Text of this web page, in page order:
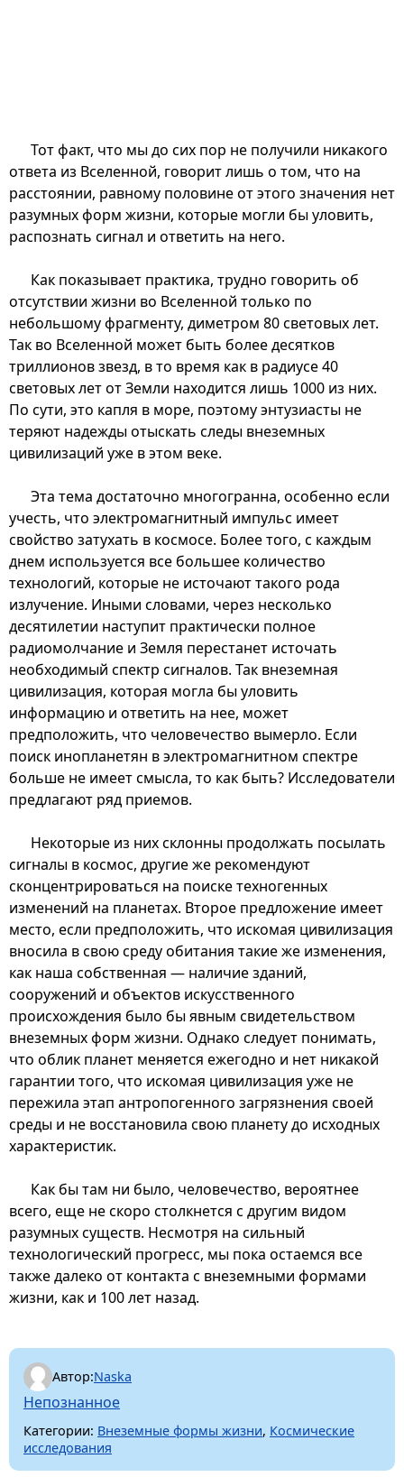
Тот факт, что мы до сих пор не получили никакого
ответа из Вселенной, говорит лишь о том, что на
расстоянии, равному половине от этого значения нет
разумных форм жизни, которые могли бы уловить,
распознать сигнал и ответить на него.
Как показывает практика, трудно говорить об
отсутствии жизни во Вселенной только по
небольшому фрагменту, диметром 80 световых лет.
Так во Вселенной может быть более десятков
триллионов звезд, в то время как в радиусе 40
световых лет от Земли находится лишь 1000 из них.
По сути, это капля в море, поэтому энтузиасты не
теряют надежды отыскать следы внеземных
цивилизаций уже в этом веке.
Эта тема достаточно многогранна, особенно если
учесть, что электромагнитный импульс имеет
свойство затухать в космосе. Более того, с каждым
днем используется все большее количество
технологий, которые не источают такого рода
излучение. Иными словами, через несколько
десятилетии наступит практически полное
радиомолчание и Земля перестанет источать
необходимый спектр сигналов. Так внеземная
цивилизация, которая могла бы уловить
информацию и ответить на нее, может
предположить, что человечество вымерло. Если
поиск инопланетян в электромагнитном спектре
больше не имеет смысла, то как быть? Исследователи
предлагают ряд приемов.
Некоторые из них склонны продолжать посылать
сигналы в космос, другие же рекомендуют
сконцентрироваться на поиске техногенных
изменений на планетах. Второе предложение имеет
место, если предположить, что искомая цивилизация
вносила в свою среду обитания такие же изменения,
как наша собственная — наличие зданий,
сооружений и объектов искусственного
происхождения было бы явным свидетельством
внеземных форм жизни. Однако следует понимать,
что облик планет меняется ежегодно и нет никакой
гарантии того, что искомая цивилизация уже не
пережила этап антропогенного загрязнения своей
среды и не восстановила свою планету до исходных
характеристик.
Как бы там ни было, человечество, вероятнее
всего, еще не скоро столкнется с другим видом
разумных существ. Несмотря на сильный
технологический прогресс, мы пока остаемся все
также далеко от контакта с внеземными формами
жизни, как и 100 лет назад.
Автор:Naska
Непознанное
Категории: Внеземные формы жизни, Космические
исследования